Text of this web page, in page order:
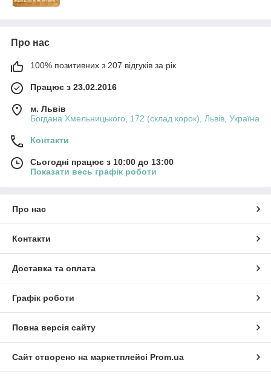
Про нас
100% позитивних з 207 відгуків за рік
Працює з 23.02.2016
м. Львів
Богдана Хмельницького, 172 (склад корок), Львів, Україна
Контакти
Сьогодні працює з 10:00 до 13:00
Показати весь графік роботи
Про нас
Контакти
Доставка та оплата
Графік роботи
Повна версія сайту
Сайт створено на маркетплейсі Prom.ua